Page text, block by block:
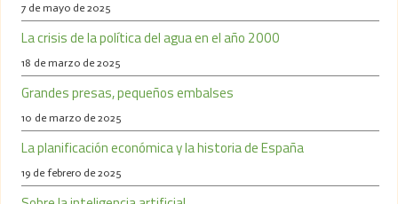
7 de mayo de 2025
La crisis de la política del agua en el año 2000
18 de marzo de 2025
Grandes presas, pequeños embalses
10 de marzo de 2025
La planificación económica y la historia de España
19 de febrero de 2025